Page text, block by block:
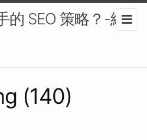
的 SEO 策略？-網
(140)